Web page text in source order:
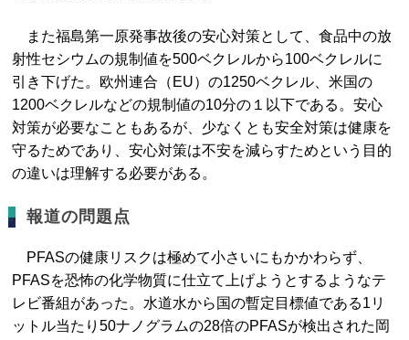
また福島第一原発事故後の安心対策として、食品中の放
射性セシウムの規制値を500ベクレルから100ベクレルに
引き下げた。欧州連合（EU）の1250ベクレル、米国の
1200ベクレルなどの規制値の10分の１以下である。安心
対策が必要なこともあるが、少なくとも安全対策は健康を
守るためであり、安心対策は不安を減らすためという目的
の違いは理解する必要がある。
報道の問題点
PFASの健康リスクは極めて小さいにもかかわらず、
PFASを恐怖の化学物質に仕立て上げようとするようなテ
レビ番組があった。水道水から国の暫定目標値である1リ
ットル当たり50ナノグラムの28倍のPFASが検出された岡